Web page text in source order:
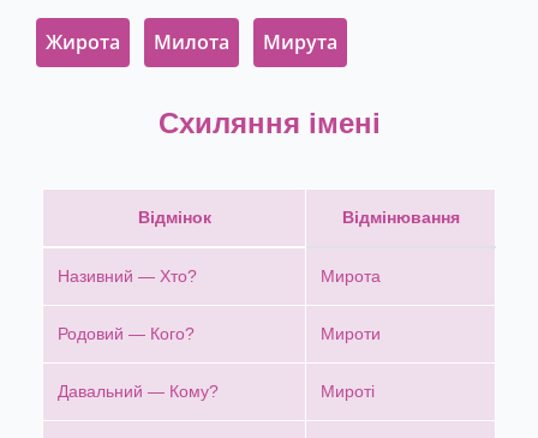
Жирота Милота Мирута
Схиляння імені
Відмінок Відмінювання
Називний — Хто? Мирота
Родовий — Кого? Мироти
Давальний — Кому? Мироті